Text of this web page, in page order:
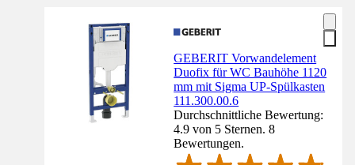
GEBERIT Vorwandelement
Duofix für WC Bauhöhe 1120
mm mit Sigma UP-Spülkasten
111.300.00.6
Durchschnittliche Bewertung:
4.9 von 5 Sternen. 8
Bewertungen.